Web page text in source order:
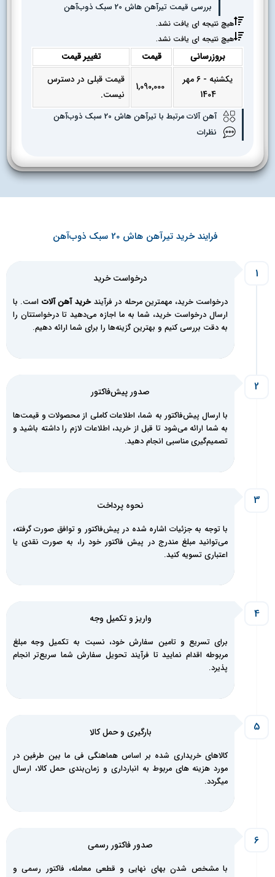
بررسی قیمت تیرآهن هاش 20 سبک ذوب‌آهن
هیچ نتیجه ای یافت نشد.
هیچ نتیجه ای یافت نشد.
بروزرسانی قیمت
تغییر قیمت
یکشنبه - 6 مهر
1,090,000
قیمت قبلی در دسترس
نیست.
آهن آلات مرتبط با تیرآهن هاش 20 سبک ذوب‌آهن
نظرات
فرایند خرید تیرآهن هاش 20 سبک ذوب‌آهن
درخواست خرید
درخواست خرید، مهمترین مرحله در فرآیندخرید آهن آلاتاست. با
ارسال درخواست خرید، شما به ما اجازه می‌دهید تا درخواستتان را
به دقت بررسی کنیم و بهترین گزینه‌ها را برای شما ارائه دهیم.
صدور پیش‌فاکتور
با ارسال پیش‌فاکتور به شما، اطلاعات کاملی از محصولات و قیمت‌ها
به شما ارائه می‌شود تا قبل از خرید، اطلاعات لازم را داشته باشید و
تصمیم‌گیری مناسبی انجام دهید.
نحوه پرداخت
با توجه به جزئیات اشاره شده در پیش‌فاکتور و توافق صورت گرفته،
می‌توانید مبلغ مندرج در پیش فاکتور خود را، به صورت نقدی یا
اعتباری تسویه کنید.
واریز و تکمیل‌ وجه
برای تسریع و تامین سفارش خود، نسبت به تکمیل وجه مبلغ
مربوطه اقدام نمایید تا فرآیند تحویل سفارش شما سریع‌تر انجام
پذیرد.
بارگیری و حمل کالا
کالاهای خریداری شده بر اساس هماهنگی فی ما بین طرفین در
مورد هزینه های مربوط به انبارداری و زمان‌بندی حمل کالا، ارسال
میگردد.
صدور فاکتور رسمی
با مشخص شدن بهای نهایی و قطعی معامله، فاکتور رسمی و